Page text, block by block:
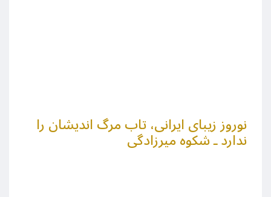
نوروز زیبای ایرانی، تاب مرگ اندیشان را
ندارد ـ شکوه میرزادگی